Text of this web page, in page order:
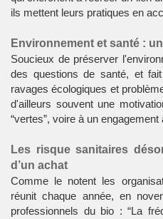
ils mettent leurs pratiques en
Environnement et santé :
Soucieux de préserver
des questions de santé, et
ravages écologiques et
d'ailleurs souvent une
“vertes”, voire à un
Les risque sanitaires
d’un achat
Comme le notent les
réunit chaque année, en
professionnels du bio : “La